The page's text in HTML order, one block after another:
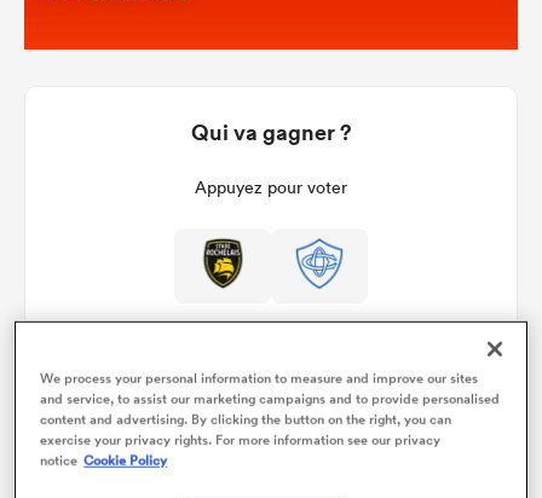
Qui va gagner ?
Appuyez pour voter
Détails du match
We process your personal information to measure and improve our sites
and service, to assist our marketing campaigns and to provide personalised
content and advertising. By clicking the button on the right, you can
exercise your privacy rights. For more information see our privacy
notice Cookie Policy